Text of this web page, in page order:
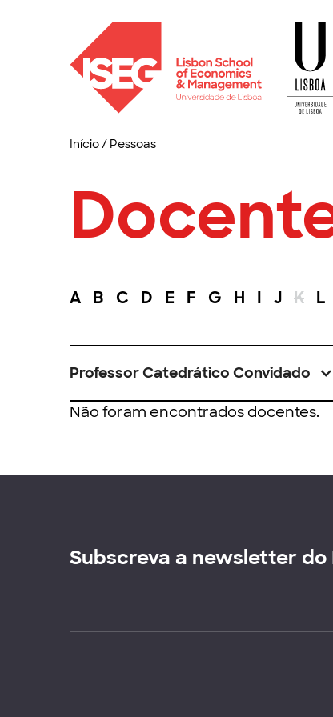
Início/ Pessoas
A B C D E F G H I J K L
Professor Catedrático Convidado
Não foram encontrados docentes.
Subscreva a newsletter do